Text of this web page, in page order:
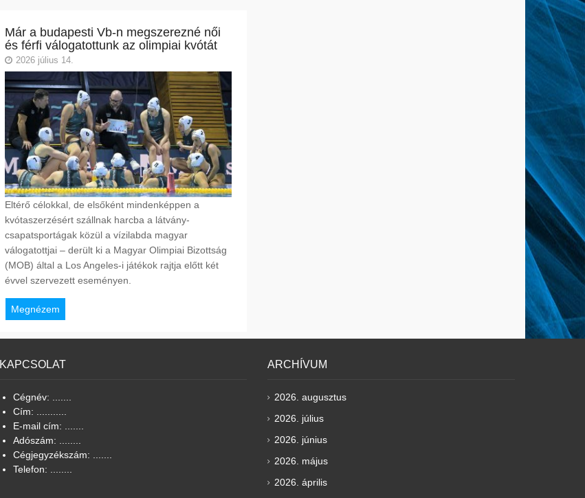
Már a budapesti Vb-n megszerezné női
és férfi válogatottunk az olimpiai kvótát
2026 július 14.
Eltérő célokkal, de elsőként mindenképpen a
kvótaszerzésért szállnak harcba a látvány-
csapatsportágak közül a vízilabda magyar
válogatottjai – derült ki a Magyar Olimpiai Bizottság
(MOB) által a Los Angeles-i játékok rajtja előtt két
évvel szervezett eseményen.
Megnézem
KAPCSOLAT
Cégnév: .......
Cím: ...........
E-mail cím: .......
Adószám: ........
Cégjegyzékszám: .......
Telefon: ........
ARCHÍVUM
2026. augusztus
2026. július
2026. június
2026. május
2026. április